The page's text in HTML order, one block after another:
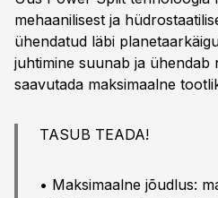
mehaanilisest ja
ühendatud läbi
juhtimine suunab ja ühendab
saavutada maksimaalne
TASUB TEADA!
• Maksimaalne jõudlus: